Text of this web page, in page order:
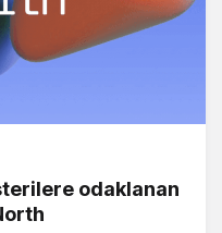
odaklanan